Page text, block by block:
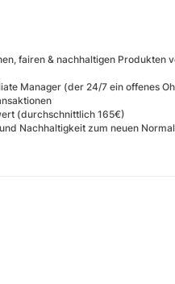
fairen & nachhaltigen Produkten
Manager (der 24/7 ein offenes
(durchschnittlich 165€)
Nachhaltigkeit zum neuen